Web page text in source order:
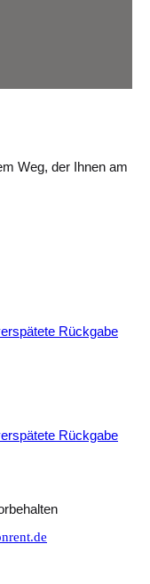
Weg, der Ihnen am
Rückgabe
Rückgabe